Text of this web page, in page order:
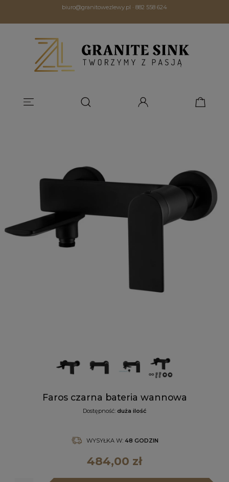
biuro@granitowezlewy.pl · 882 558 624
Faros czarna bateria wannowa
Dostępność: duża ilość
WYSYŁKA W: 48 GODZIN
484,00 zł